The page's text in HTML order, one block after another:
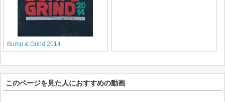
Bump & Grind 2014
このページを見た人におすすめの動画